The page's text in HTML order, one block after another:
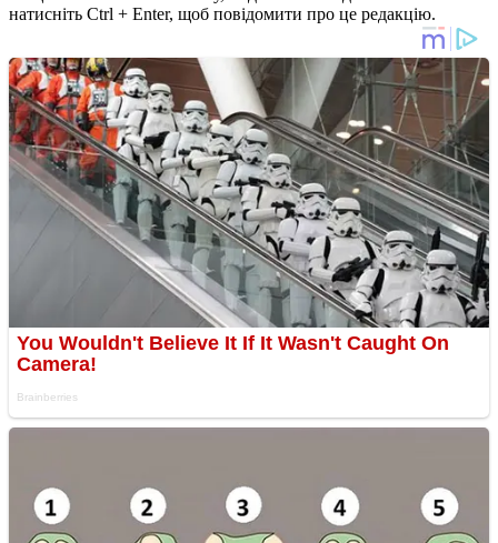
натисніть Ctrl + Enter, щоб повідомити про це редакцію.